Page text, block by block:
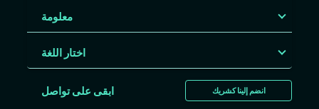
معلومة
اختار اللغة
انضم إلينا كشريك ابقى على تواصل